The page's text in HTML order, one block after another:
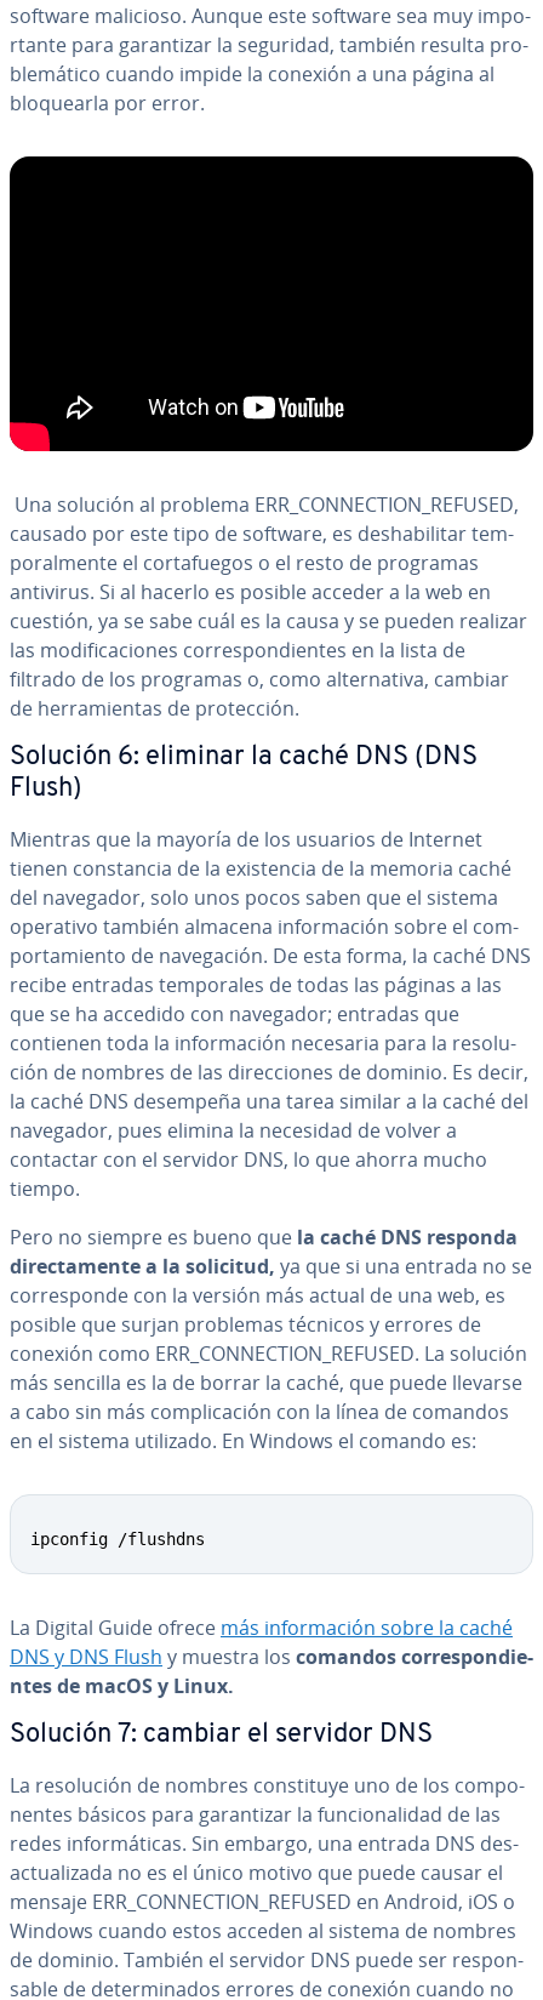
software malicioso. Aunque este software sea muy im­po­
r­ta­n­te para ga­ra­n­ti­zar la seguridad, también resulta pro­
ble­má­ti­co cuando impide la conexión a una página al
blo­quear­la por error.
Una solución al problema ERR_CO­N­NE­C­TION_REFUSED,
causado por este tipo de software, es des­ha­bi­li­tar te­m­
po­ra­l­me­n­te el co­r­ta­fue­gos o el resto de programas
antivirus. Si al hacerlo es posible acceder a la web en
cuestión, ya se sabe cuál es la causa y se pueden realizar
las mo­di­fi­ca­cio­nes co­rre­s­po­n­die­n­tes en la lista de
filtrado de los programas o, como al­te­r­na­ti­va, cambiar
de he­rra­mie­n­tas de pro­te­c­ción.
Solución 6: eliminar la caché DNS (DNS
Flush)
Mientras que la mayoría de los usuarios de Internet
tienen co­n­s­ta­n­cia de la exi­s­te­n­cia de la memoria caché
del navegador, solo unos pocos saben que el sistema
operativo también almacena in­fo­r­ma­ción sobre el co­m­
po­r­ta­mie­n­to de na­ve­ga­ción. De esta forma, la caché DNS
recibe entradas te­m­po­ra­les de todas las páginas a las
que se ha accedido con navegador; entradas que
contienen toda la in­fo­r­ma­ción necesaria para la re­so­lu­
ción de nombres de las di­re­c­cio­nes de dominio. Es decir,
la caché DNS desempeña una tarea similar a la caché del
navegador, pues elimina la necesidad de volver a
contactar con el servidor DNS, lo que ahorra mucho
tiempo.
Pero no siempre es bueno que la caché DNS responda
di­re­c­ta­me­n­te a la solicitud, ya que si una entrada no se
co­rre­s­po­n­de con la versión más actual de una web, es
posible que surjan problemas técnicos y errores de
conexión como ERR_CO­N­NE­C­TION_REFUSED. La solución
más sencilla es la de borrar la caché, que puede llevarse
a cabo sin más co­m­pli­ca­ción con la línea de comandos
en el sistema utilizado. En Windows el comando es:
ipconfig /flushdns
La Digital Guide ofrece más in­fo­r­ma­ción sobre la caché
DNS y DNS Flush y muestra los comandos co­rre­s­po­n­die­
n­tes de macOS y Linux.
Solución 7: cambiar el servidor DNS
La re­so­lu­ción de nombres co­n­s­ti­tu­ye uno de los co­m­po­
ne­n­tes básicos para ga­ra­n­ti­zar la fu­n­cio­na­li­dad de las
redes in­fo­r­má­ti­cas. Sin embargo, una entrada DNS des­
ac­tua­li­za­da no es el único motivo que puede causar el
mensaje ERR_CO­N­NE­C­TION_REFUSED en Android, iOS o
Windows cuando estos acceden al sistema de nombres
de dominio. También el servidor DNS puede ser re­s­po­n­
sa­ble de de­te­r­mi­na­dos errores de conexión cuando no